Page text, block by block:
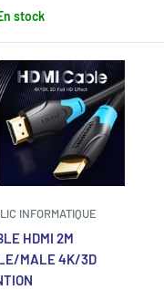
stock
INFORMATIQUE
HDMI 2M
MALE 4K/3D